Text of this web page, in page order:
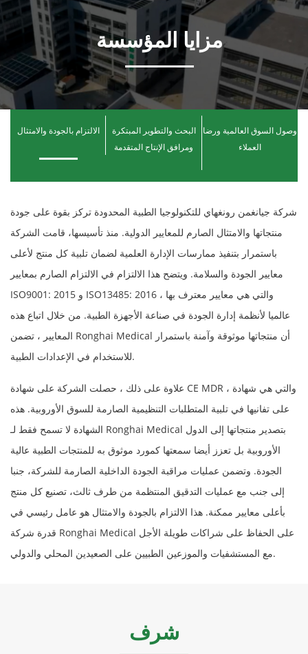
مزايا المؤسسة
الالتزام بالجودة والامتثال
البحث والتطوير المبتكرة
ومرافق الإنتاج المتقدمة
وصول السوق العالمية ورضا
العملاء
شركة جيانغمن رونغهاي للتكنولوجيا الطبية المحدودة تركز بقوة على جودة
منتجاتها والامتثال الصارم للمعايير الدولية. منذ تأسيسها، قامت الشركة
باستمرار بتنفيذ ممارسات الإدارة العلمية لضمان تلبية كل منتج لأعلى
معايير الجودة والسلامة. ويتضح هذا الالتزام في الالتزام الصارم بمعايير
ISO9001: 2015 و ISO13485: 2016 ، والتي هي معايير معترف بها
عالميا لأنظمة إدارة الجودة في صناعة الأجهزة الطبية. من خلال اتباع هذه
المعايير ، تضمن Ronghai Medical أن منتجاتها موثوقة وآمنة باستمرار
للاستخدام في الإعدادات الطبية.
علاوة على ذلك ، حصلت الشركة على شهادة CE MDR ، والتي هي شهادة
على تفانيها في تلبية المتطلبات التنظيمية الصارمة للسوق الأوروبية. هذه
الشهادة لا تسمح فقط لـ Ronghai Medical بتصدير منتجاتها إلى الدول
الأوروبية بل تعزز أيضا سمعتها كمورد موثوق به للمنتجات الطبية عالية
الجودة. وتضمن عمليات مراقبة الجودة الداخلية الصارمة للشركة، جنبا
إلى جنب مع عمليات التدقيق المنتظمة من طرف ثالث، تصنيع كل منتج
بأعلى معايير ممكنة. هذا الالتزام بالجودة والامتثال هو عامل رئيسي في
قدرة شركة Ronghai Medical على الحفاظ على شراكات طويلة الأجل
مع المستشفيات والموزعين الطبيين على الصعيدين المحلي والدولي.
شرف